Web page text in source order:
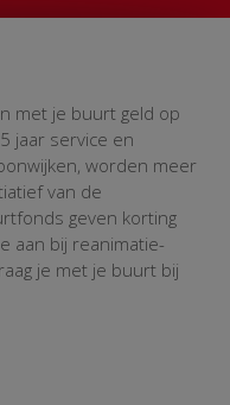
met je buurt geld op
jaar service en
worden meer
van de
geven korting
aan bij reanimatie-
je met je buurt bij